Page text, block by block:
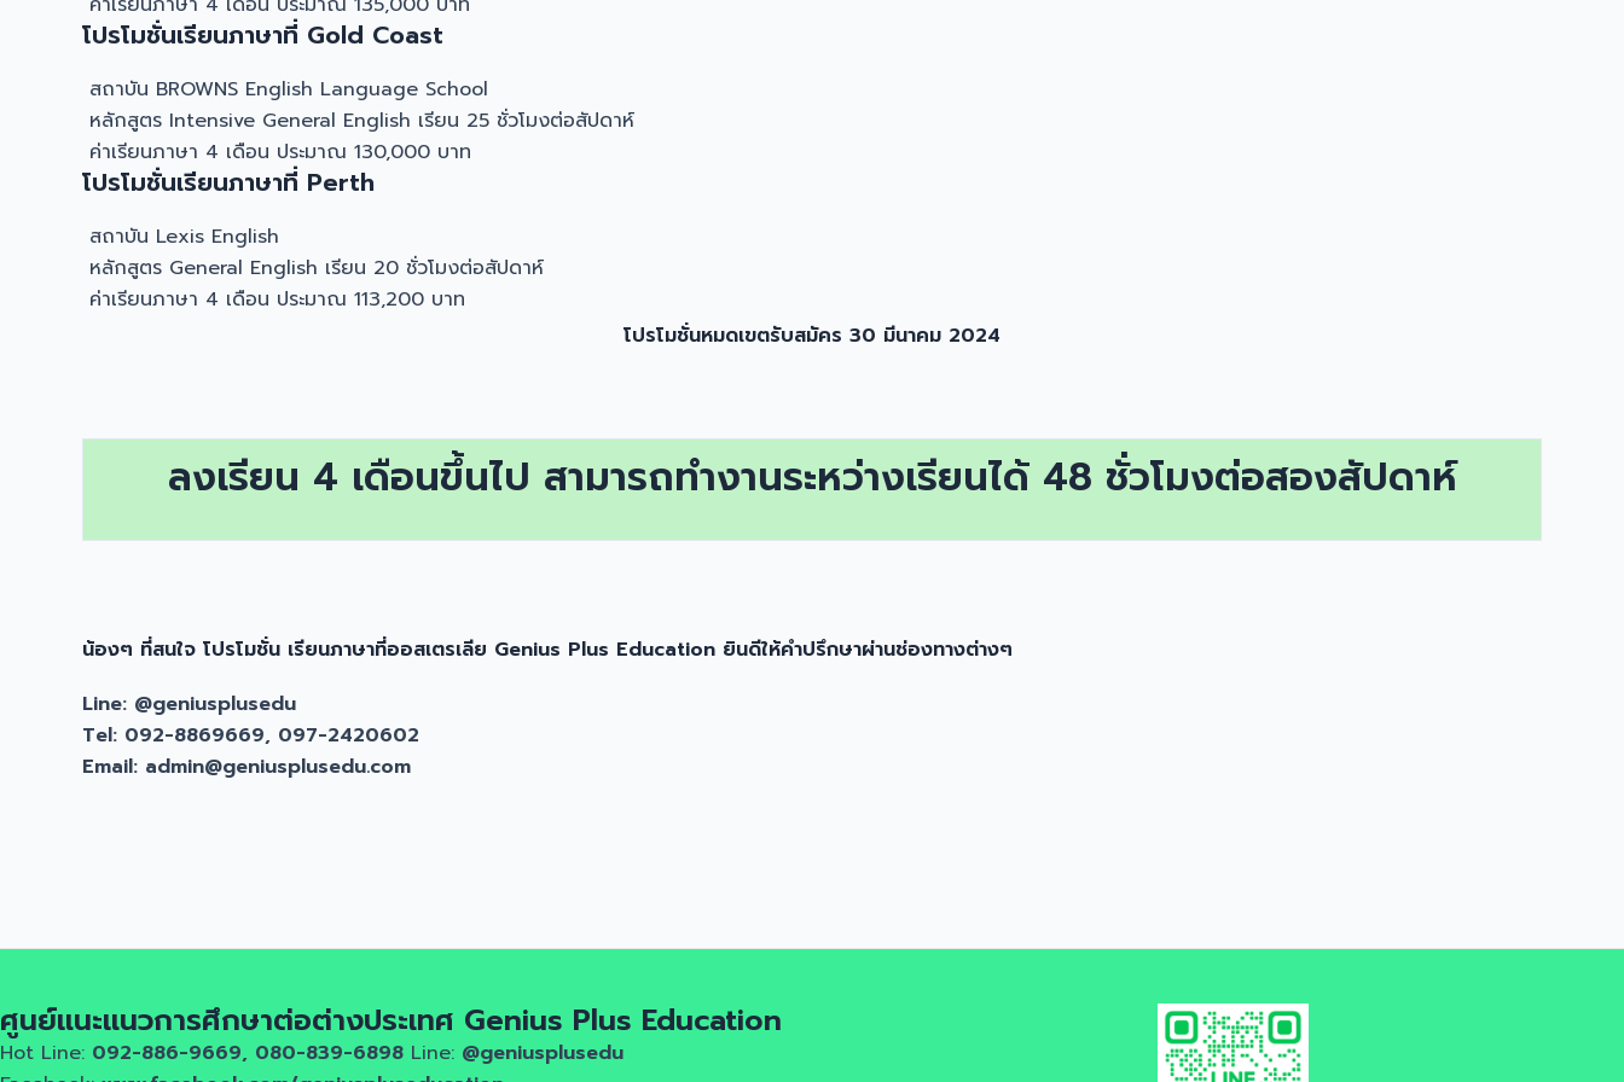
โปรโมชั่นเรียนภาษาที่ Gold Coast
สถาบัน BROWNS English Language School
หลักสูตร Intensive General English เรียน 25 ชั่วโมงต่อสัปดาห์
ค่าเรียนภาษา 4 เดือน ประมาณ 130,000 บาท
โปรโมชั่นเรียนภาษาที่ Perth
สถาบัน Lexis English
หลักสูตร General English เรียน 20 ชั่วโมงต่อสัปดาห์
ค่าเรียนภาษา 4 เดือน ประมาณ 113,200 บาท
โปรโมชั่นหมดเขตรับสมัคร 30 มีนาคม 2024
ลงเรียน 4 เดือนขึ้นไป สามารถทำงานระหว่างเรียนได้ 48 ชั่วโมงต่อสองสัปดาห์
น้องๆ ที่สนใจ โปรโมชั่น เรียนภาษาที่ออสเตรเลีย Genius Plus Education ยินดีให้คำปรึกษาผ่านช่องทางต่างๆ
Line: @geniusplusedu
Tel: 092-8869669, 097-2420602
Email: admin@geniusplusedu.com
ศูนย์แนะแนวการศึกษาต่อต่างประเทศ Genius Plus Education
Hot Line: 092-886-9669, 080-839-6898 Line: @geniusplusedu